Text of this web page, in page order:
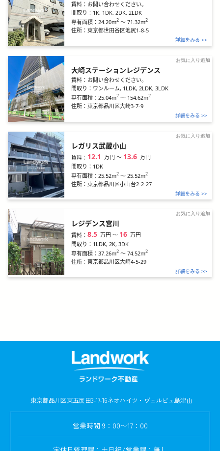
賃料： お問い合わせください。
間取り： 1K, 1DK, 2DK, 2LDK
専有面積：24.20m2 ～ 71.32m2
住所：東京都世田谷区池尻1-8-5
詳細をみる >>
お気に入り追加
大崎ステーションレジデンス
賃料： お問い合わせください。
間取り： ワンルーム, 1LDK, 2LDK, 3LDK
専有面積：25.04m2 ～ 154.62m2
住所：東京都品川区大崎3-7-9
詳細をみる >>
お気に入り追加
レガリス武蔵小山
賃料： 12.1 万円〜 13.6 万円
間取り： 1DK
専有面積：25.52m2 ～ 25.52m2
住所：東京都品川区小山台2-2-27
詳細をみる >>
お気に入り追加
レジデンス宮川
賃料：8.5 万円〜 16 万円
間取り： 1LDK, 2K, 3DK
専有面積：37.26m2 ～ 74.52m2
住所：東京都品川区大崎4-5-29
詳細をみる >>
東京都品川区東五反田3-17-16ネオハイツ・ヴェルビュ島津山
営業時間 9：00〜17：00